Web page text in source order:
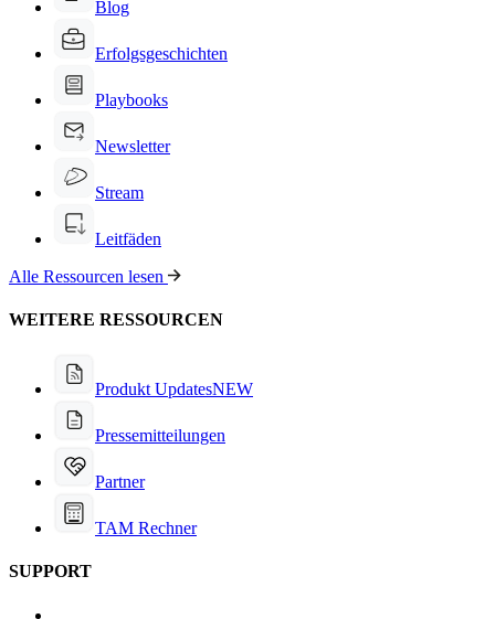
Blog
Erfolgsgeschichten
Playbooks
Newsletter
Stream
Leitfäden
Alle Ressourcen lesen
WEITERE RESSOURCEN
Produkt UpdatesNEW
Pressemitteilungen
Partner
TAM Rechner
SUPPORT